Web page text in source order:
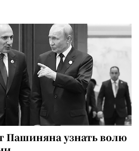
Пашиняна узнать волю